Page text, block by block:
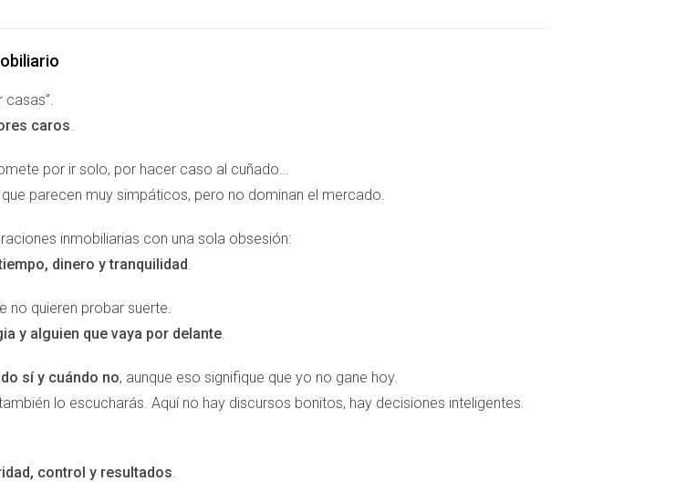
tu situación tributaria.
notable en los últimos años. Las propiedades en Marbella, la Costa del Sol, Málaga
de alta calidad. Sin embargo, como inversor extranjero, es vital entender las
constantemente, pero también hay áreas donde se pueden encontrar oportunidades
Sol te ayudará a identificar dónde puedes obtener el mejor retorno sobre tu inversión.
en los últimos tres años.
en su valor.
varias opciones disponibles que pueden facilitarte el proceso. Muchos bancos
un pago inicial más alto que para los residentes. La mayoría exige al menos un
explorar diferentes entidades bancarias y comparar ofertas para encontrar las
que pueda ayudarte a evaluar tus opciones y asegurarse de que tomas
casas”.
caros.
por ir solo, por hacer caso al cuñado…
parecen muy simpáticos, pero no dominan el mercado.
inmobiliarias con una sola obsesión:
dinero y tranquilidad.
no quieren probar suerte.
y alguien que vaya por delante.
sí y cuándo no, aunque eso signifique que yo no gane hoy.
lo escucharás. Aquí no hay discursos bonitos, hay decisiones inteligentes.
control y resultados.